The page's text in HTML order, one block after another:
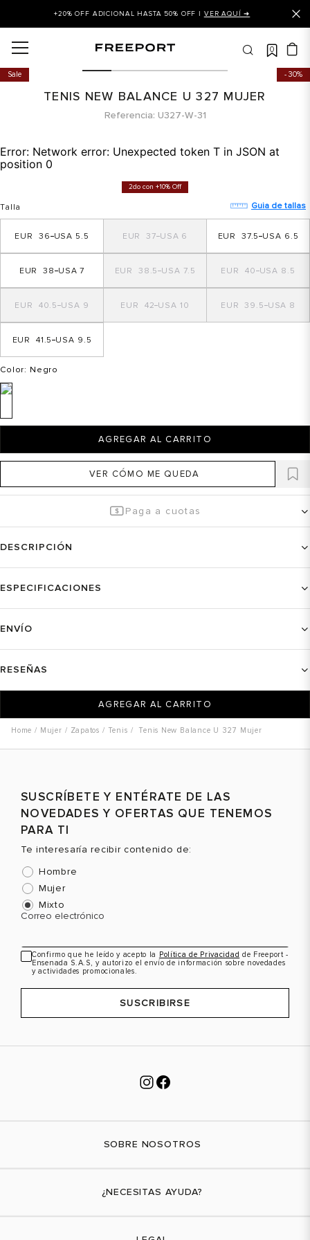
+20% OFF ADICIONAL HASTA 50% OFF | VER AQUÍ ➜
0
30%
Sale
TENIS NEW BALANCE U 327 MUJER
Referencia U327-W-31
Error: Network error: Unexpected token T in JSON at
position 0
2do con +10% Off
Talla Guia de tallas
5.5
36 6
37 6.5
37.5
7
38 7.5
38.5 8.5
40
9
40.5 10
42 8
39.5
9.5
41.5
Color: Negro
AGREGAR AL CARRITO
VER CÓMO ME QUEDA
Paga a cuotas
DESCRIPCIÓN
ESPECIFICACIONES
ENVÍO
RESEÑAS
AGREGAR AL CARRITO
Mujer Zapatos Tenis Tenis New Balance U 327 Mujer
SUSCRÍBETE Y ENTÉRATE DE LAS
NOVEDADES Y OFERTAS QUE TENEMOS
PARA TI
Te interesaría recibir contenido de:
Hombre
Mujer
Mixto
Correo electrónico
Confirmo que he leído y acepto la Política de Privacidad de Freeport -
Ensenada S.A.S, y autorizo el envío de información sobre novedades
y actividades promocionales.
SUSCRIBIRSE
SOBRE NOSOTROS
¿NECESITAS AYUDA?
balance
balance 327
tommy hilfiger
balance 574
mujer